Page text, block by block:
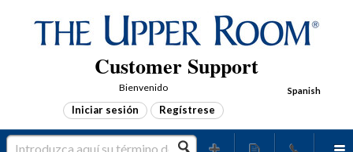
Customer Support
Spanish
Bienvenido
Iniciar sesión Regístrese